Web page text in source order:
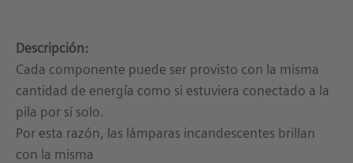
Descripción:
Cada componente puede ser provisto con la misma
cantidad de energía como si estuviera conectado a la
pila por sí solo.
Por esta razón, las lámparas incandescentes brillan
con la misma